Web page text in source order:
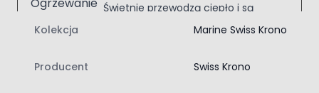
Świetnie przewodzą ciepło i są
przyjemne w dotyku; komfort
Kolekcja Marine Swiss Krono
Producent Swiss Krono